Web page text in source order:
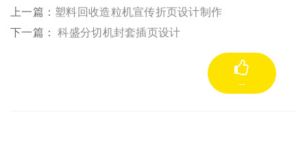
上一篇： 塑料回收造粒机宣传折页设计制作
下一篇：科盛分切机封套插页设计
--